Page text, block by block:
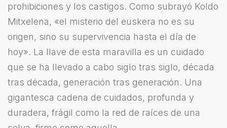
prohibiciones y los castigos. Como subrayó Koldo
Mitxelena, «el misterio del euskera no es su
origen, sino su supervivencia hasta el día de
hoy». La llave de esta maravilla es un cuidado
que se ha llevado a cabo siglo tras siglo, década
tras década, generación tras generación. Una
gigantesca cadena de cuidados, profunda y
duradera, frágil como la red de raíces de una